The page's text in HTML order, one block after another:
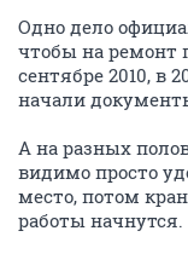
Одно дело
чтобы на ремонт
сентябре 2010, в
начали
А на разных
видимо просто
место, потом
работы начнутся.